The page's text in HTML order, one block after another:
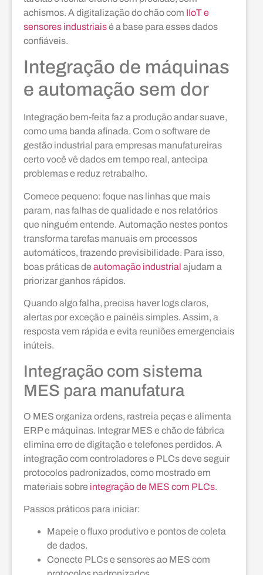
achismos. A digitalização do chão com IIoT e
sensores industriaisé a base para esses dados
confiáveis.
Integração de máquinas
e automação sem dor
Integração bem-feita faz a produção andar suave,
como uma banda afinada. Com o software de
gestão industrial para empresas manufatureiras
certo você vê dados em tempo real, antecipa
problemas e reduz retrabalho.
Comece pequeno: foque nas linhas que mais
param, nas falhas de qualidade e nos relatórios
que ninguém entende. Automação nestes pontos
transforma tarefas manuais em processos
automáticos, trazendo previsibilidade. Para isso,
boas práticas de automação industrial ajudam a
priorizar ganhos rápidos.
Quando algo falha, precisa haver logs claros,
alertas por exceção e painéis simples. Assim, a
resposta vem rápida e evita reuniões emergenciais
inúteis.
Integração com sistema
MES para manufatura
O MES organiza ordens, rastreia peças e alimenta
ERP e máquinas. Integrar MES e chão de fábrica
elimina erro de digitação e telefones perdidos. A
integração com controladores e PLCs deve seguir
protocolos padronizados, como mostrado em
materiais sobre integração de MES com PLCs.
Passos práticos para iniciar:
Mapeie o fluxo produtivo e pontos de coleta
de dados.
Conecte PLCs e sensores ao MES com